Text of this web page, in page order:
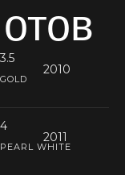
3.5
2010
GOLD
4
2011
PEARL WHITE